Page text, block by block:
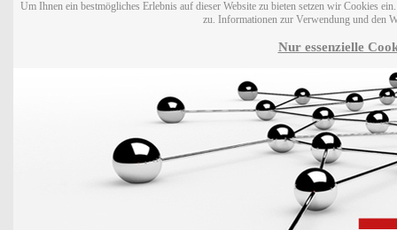
Um Ihnen ein bestmögliches Erlebnis auf dieser Website zu bieten setzen wir Cookies
zu. Informationen zur Verwendung und den
Nur essenzielle